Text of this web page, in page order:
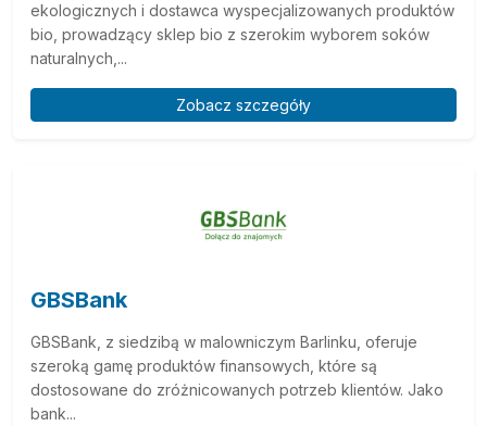
ekologicznych i dostawca wyspecjalizowanych produktów
bio, prowadzący sklep bio z szerokim wyborem soków
naturalnych,...
Zobacz szczegóły
GBSBank
GBSBank, z siedzibą w malowniczym Barlinku, oferuje
szeroką gamę produktów finansowych, które są
dostosowane do zróżnicowanych potrzeb klientów. Jako
bank...